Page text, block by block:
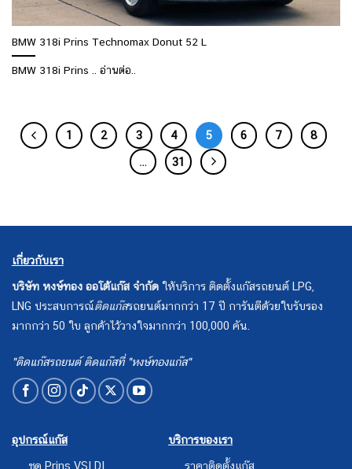
BMW 318i Prins Technomax Donut 52 L
BMW 318i Prins .. อ่านต่อ..
1 2 3 4 5 6 7
8
…
31
เกี่ยวกับเรา
บริษัท หงษ์ทอง ออโต้แก๊ส จำกัด ให้บริการ ติดตั้งแก๊สรถยนต์ LPG,
LNG ประสบการณ์ติดแก๊สรถยนต์มากกว่า 17 ปี การันตีด้วยใบรับรอง
มากกว่า 50 ใบ ลูกค้าไว้วางใจมากกว่า 100,000 คัน.
"ติดแก๊สรถยนต์ ติดแก๊สที่ "หงษ์ทองแก๊ส"
อุปกรณ์แก๊ส
ชุด Prins VSI DI
บริการของเรา
ราคาติดตั้งแก๊ส